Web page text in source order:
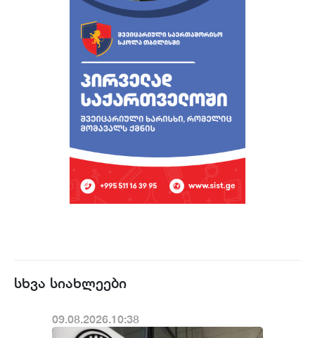
სხვა სიახლეები
09.08.2026.10:38